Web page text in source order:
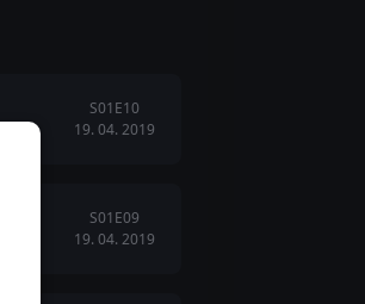
S01E10
19. 04. 2019
S01E09
19. 04. 2019